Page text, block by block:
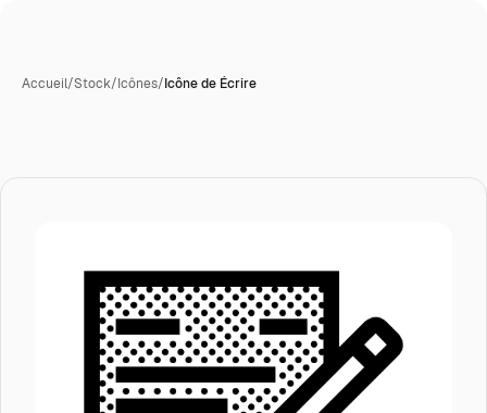
Accueil/Stock/Icônes/Icône de Écrire